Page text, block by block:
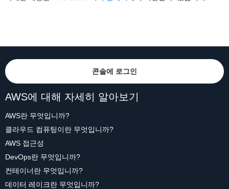
콘솔에 로그인
AWS에 대해 자세히 알아보기
AWS란 무엇입니까?
클라우드 컴퓨팅이란 무엇입니까?
AWS 접근성
DevOps란 무엇입니까?
컨테이너란 무엇입니까?
데이터 레이크란 무엇입니까?